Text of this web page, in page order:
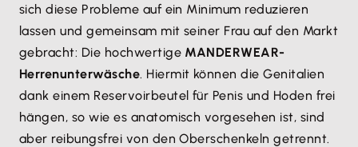
sich diese Probleme auf ein Minimum reduzieren
lassen und gemeinsam mit seiner Frau auf den Markt
gebracht: Die hochwertige MANDERWEAR-
Herrenunterwäsche. Hiermit können die Genitalien
dank einem Reservoirbeutel für Penis und Hoden frei
hängen, so wie es anatomisch vorgesehen ist, sind
aber reibungsfrei von den Oberschenkeln getrennt.